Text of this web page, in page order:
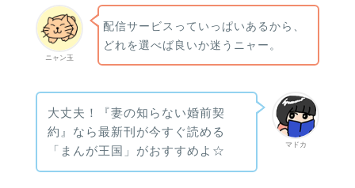
ニャン玉
配信サービスっていっぱいあるから、
どれを選べば良いか迷うニャー。
マドカ
大丈夫！『妻の知らない婚前契
約』なら最新刊が今すぐ読める
「まんが王国」がおすすめよ☆